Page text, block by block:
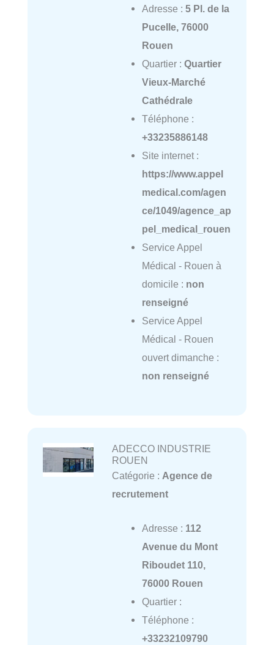
Adresse : 5 Pl. de la
Pucelle, 76000
Rouen
Quartier : Quartier
Vieux-Marché
Cathédrale
Téléphone :
+33235886148
Site internet :
https://www.appel
medical.com/agen
ce/1049/agence_ap
pel_medical_rouen
Service Appel
Médical - Rouen à
domicile : non
renseigné
Service Appel
Médical - Rouen
ouvert dimanche :
non renseigné
ADECCO INDUSTRIE
ROUEN
Catégorie : Agence de
recrutement
Adresse : 112
Avenue du Mont
Riboudet 110,
76000 Rouen
Quartier :
Téléphone :
+33232109790